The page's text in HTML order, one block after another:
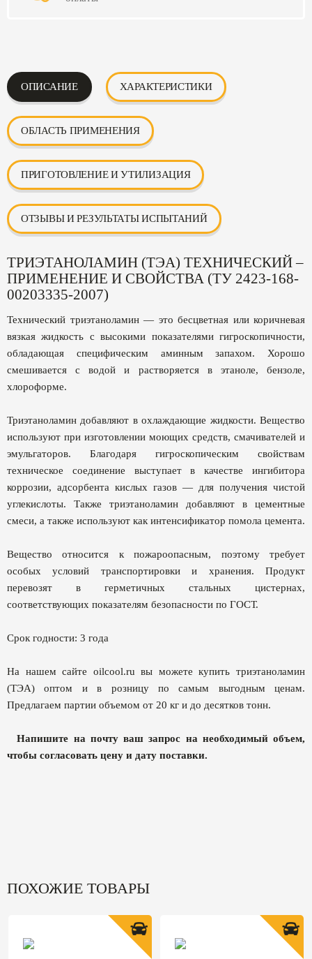
ОПИСАНИЕ ХАРАКТЕРИСТИКИ
ОБЛАСТЬ ПРИМЕНЕНИЯ
ПРИГОТОВЛЕНИЕ И УТИЛИЗАЦИЯ
ОТЗЫВЫ И РЕЗУЛЬТАТЫ ИСПЫТАНИЙ
ТРИЭТАНОЛАМИН (ТЭА) ТЕХНИЧЕСКИЙ –
ПРИМЕНЕНИЕ И СВОЙСТВА (ТУ 2423-168-
00203335-2007)
Технический триэтаноламин — это бесцветная или коричневая
вязкая жидкость с высокими показателями гигроскопичности,
обладающая специфическим аминным запахом. Хорошо
смешивается с водой и растворяется в этаноле, бензоле,
хлороформе.
Триэтаноламин добавляют в охлаждающие жидкости. Вещество
используют при изготовлении моющих средств, смачивателей и
эмульгаторов. Благодаря гигроскопическим свойствам
техническое соединение выступает в качестве ингибитора
коррозии, адсорбента кислых газов — для получения чистой
углекислоты. Также триэтаноламин добавляют в цементные
смеси, а также используют как интенсификатор помола цемента.
Вещество относится к пожароопасным, поэтому требует
особых условий транспортировки и хранения. Продукт
перевозят в герметичных стальных цистернах,
соответствующих показателям безопасности по ГОСТ.
Срок годности: 3 года
На нашем сайте oilcool.ru вы можете купить триэтаноламин
(ТЭА) оптом и в розницу по самым выгодным ценам.
Предлагаем партии объемом от 20 кг и до десятков тонн.
Напишите на почту ваш запрос на необходимый объем,
чтобы согласовать цену и дату поставки.
ПОХОЖИЕ ТОВАРЫ